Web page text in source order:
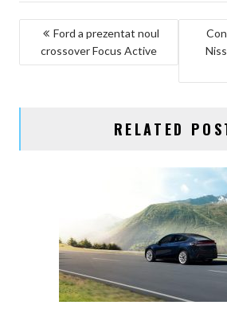
NAVIGARE
Ford a prezentat noul
crossover Focus Active
RELATED